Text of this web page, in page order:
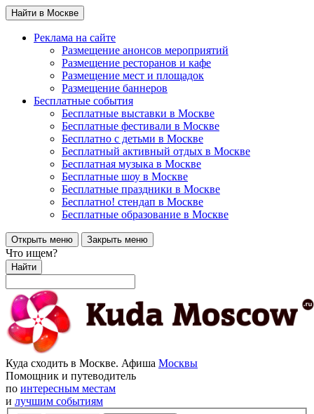
Найти в Москве
Реклама на сайте
Размещение анонсов мероприятий
Размещение ресторанов и кафе
Размещение мест и площадок
Размещение баннеров
Бесплатные события
Бесплатные выставки в Москве
Бесплатные фестивали в Москве
Бесплатно с детьми в Москве
Бесплатный активный отдых в Москве
Бесплатная музыка в Москве
Бесплатные шоу в Москве
Бесплатные праздники в Москве
Бесплатно! стендап в Москве
Бесплатные образование в Москве
Открыть меню Закрыть меню
Что ищем?
Найти
Куда сходить в Москве. Афиша Москвы
Помощник и путеводитель
по интересным местам
и лучшим событиям